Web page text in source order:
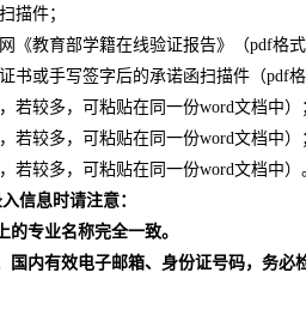
描件；
《教育部学籍在线验证报告》（pdf格
书或手写签字后的承诺函扫描件（pdf格
若较多，可粘贴在同一份word文档中）
若较多，可粘贴在同一份word文档中）
若较多，可粘贴在同一份word文档中）
信息时请注意：
的专业名称完全一致。
国内有效电子邮箱、身份证号码， 务必